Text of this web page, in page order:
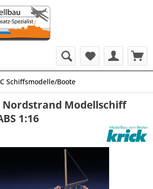
Schiffsmodelle/Boote
Modellschiff
1:16